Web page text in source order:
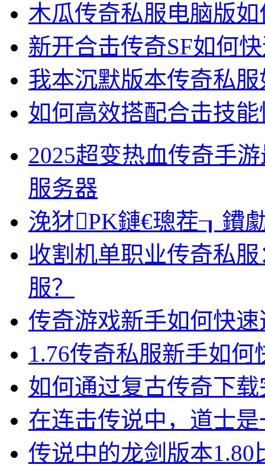
木瓜传奇私服电脑版
新开合击传奇SF如何
我本沉默版本传奇私
如何高效搭配合击技能
2025超变热血传奇手
服务器
浼犲PK鏈€璁茬┒鐨
收割机单职业传奇私
服？
传奇游戏新手如何快
1.76传奇私服新手如何
如何通过复古传奇下
在连击传说中，道士
传说中的龙剑版本1.80